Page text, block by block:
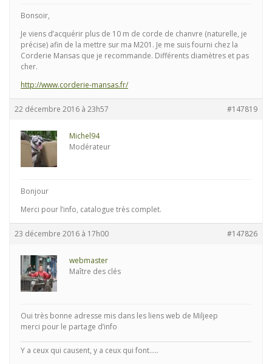
Bonsoir,
Je viens d’acquérir plus de 10 m de corde de chanvre (naturelle, je
précise) afin de la mettre sur ma M201. Je me suis fourni chez la
Corderie Mansas que je recommande. Différents diamètres et pas
cher.
http://www.corderie-mansas.fr/
22 décembre 2016 à 23h57 #147819
Michel94
Modérateur
Bonjour
Merci pour l’info, catalogue très complet.
23 décembre 2016 à 17h00 #147826
webmaster
Maître des clés
Oui très bonne adresse mis dans les liens web de Miljeep
merci pour le partage d’info
Y a ceux qui causent, y a ceux qui font.....